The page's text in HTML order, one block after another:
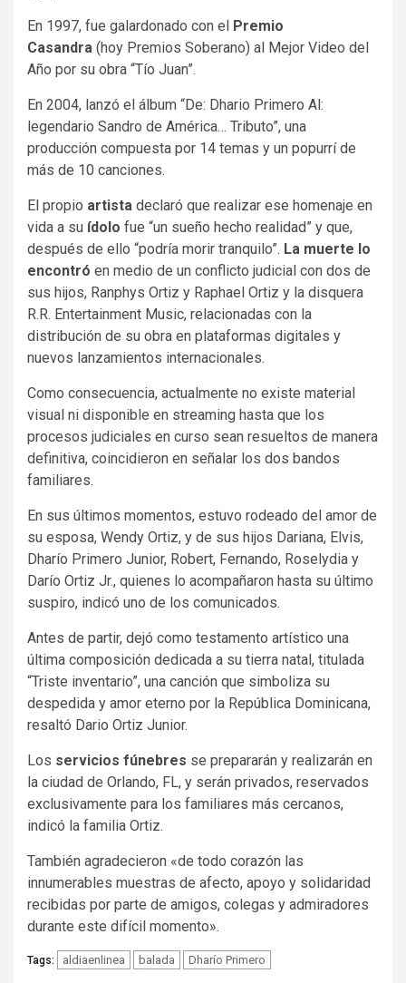
En 1997, fue galardonado con el Premio
Casandra (hoy Premios Soberano) al Mejor Video del
Año por su obra “Tío Juan”.
En 2004, lanzó el álbum “De: Dhario Primero Al:
legendario Sandro de América… Tributo”, una
producción compuesta por 14 temas y un popurrí de
más de 10 canciones.
El propio artista declaró que realizar ese homenaje en
vida a su ídolo fue “un sueño hecho realidad” y que,
después de ello “podría morir tranquilo”. La muerte lo
encontró en medio de un conflicto judicial con dos de
sus hijos, Ranphys Ortiz y Raphael Ortiz y la disquera
R.R. Entertainment Music, relacionadas con la
distribución de su obra en plataformas digitales y
nuevos lanzamientos internacionales.
Como consecuencia, actualmente no existe material
visual ni disponible en streaming hasta que los
procesos judiciales en curso sean resueltos de manera
definitiva, coincidieron en señalar los dos bandos
familiares.
En sus últimos momentos, estuvo rodeado del amor de
su esposa, Wendy Ortiz, y de sus hijos Dariana, Elvis,
Dharío Primero Junior, Robert, Fernando, Roselydia y
Darío Ortiz Jr., quienes lo acompañaron hasta su último
suspiro, indicó uno de los comunicados.
Antes de partir, dejó como testamento artístico una
última composición dedicada a su tierra natal, titulada
“Triste inventario”, una canción que simboliza su
despedida y amor eterno por la República Dominicana,
resaltó Dario Ortiz Junior.
Los servicios fúnebres se prepararán y realizarán en
la ciudad de Orlando, FL, y serán privados, reservados
exclusivamente para los familiares más cercanos,
indicó la familia Ortiz.
También agradecieron «de todo corazón las
innumerables muestras de afecto, apoyo y solidaridad
recibidas por parte de amigos, colegas y admiradores
durante este difícil momento».
Tags: aldiaenlinea balada Dharío Primero